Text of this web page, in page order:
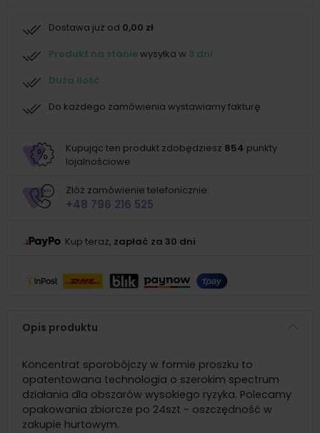
Dostawa już od 0,00 zł
Produkt na staniewysyłka w 3 dni
Duża ilość
Do każdego zamówienia wystawiamy fakturę
Kupując ten produkt zdobędziesz 854 punkty
lojalnościowe
Złóż zamówienie telefonicznie:
+48 796 216 525
Kup teraz, zapłać za 30 dni
Opis produktu
Koncentrat sporobójczy w formie proszku to
opatentowana technologia o szerokim spectrum
działania dla obszarów wysokiego ryzyka. Polecamy
opakowania zbiorcze po 24szt - oszczędność w
zakupie hurtowym.